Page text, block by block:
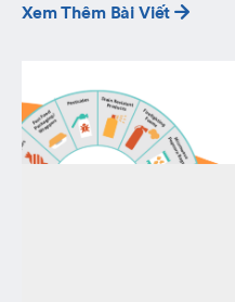
Xem Thêm Bài Viết